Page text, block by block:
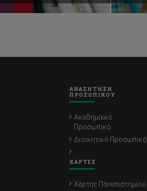
ΑΝΑΖΗΤΗΣΗ
ΠΡΟΣΩΠΙΚΟΥ
Ακαδημαϊκό
Προσωπικό
Διοικητικό Προσωπικό
ΧΑΡΤΕΣ
Χάρτης Πανεπιστημίου